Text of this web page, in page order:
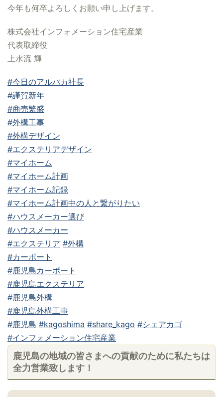
今年も何卒よろしくお願い申し上げます。
株式会社インフォメーション住宅産業
代表取締役
上水流 輝
#今日のアルパカ社長
#謹賀新年
#商売繁盛
#外構工事
#外構デザイン
#エクステリアデザイン
#マイホーム
#マイホーム計画
#マイホーム記録
#マイホーム計画中の人と繋がりたい
#ハウスメーカー選び
#ハウスメーカー
#エクステリア #外構
#カーポート
#鹿児島カーポート
#鹿児島エクステリア
#鹿児島外構
#鹿児島外構工事
#鹿児島 #kagoshima #share_kago #シェアカゴ
#インフォメーション住宅産業
鹿児島の地域の皆さまへの貢献のために私たちは
全力営業致します！